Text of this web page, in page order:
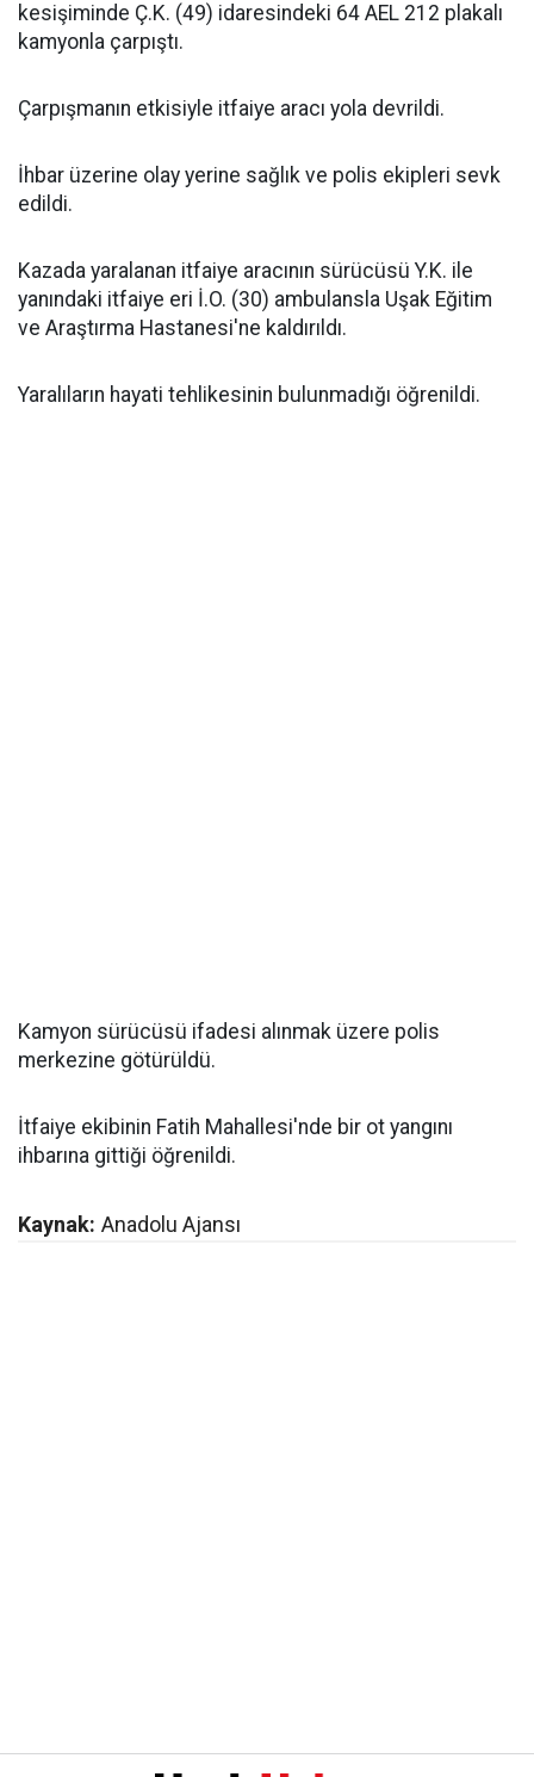
kesişiminde Ç.K. (49) idaresindeki 64 AEL 212 plakalı
kamyonla çarpıştı.
Çarpışmanın etkisiyle itfaiye aracı yola devrildi.
İhbar üzerine olay yerine sağlık ve polis ekipleri sevk
edildi.
Kazada yaralanan itfaiye aracının sürücüsü Y.K. ile
yanındaki itfaiye eri İ.O. (30) ambulansla Uşak Eğitim
ve Araştırma Hastanesi'ne kaldırıldı.
Yaralıların hayati tehlikesinin bulunmadığı öğrenildi.
Kamyon sürücüsü ifadesi alınmak üzere polis
merkezine götürüldü.
İtfaiye ekibinin Fatih Mahallesi'nde bir ot yangını
ihbarına gittiği öğrenildi.
Kaynak: Anadolu Ajansı